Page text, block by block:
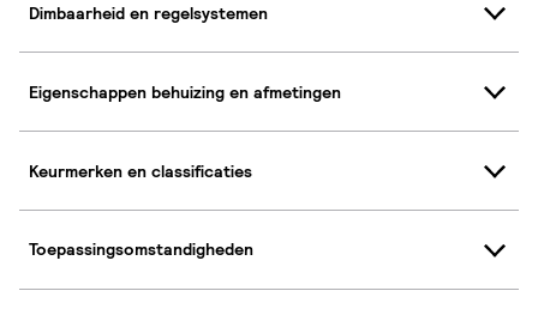
Dimbaarheid en regelsystemen
Eigenschappen behuizing en afmetingen
Keurmerken en classificaties
Toepassingsomstandigheden